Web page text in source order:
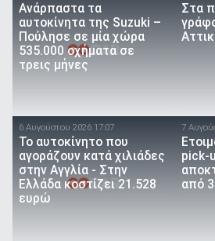
Ανάρπαστα τα
αυτοκίνητα της Suzuki –
Πούλησε σε μία χώρα
535.000 οχήματα σε
τρεις μήνες
Στα
6 Αυγούστου 2026 17:07
To αυτοκίνητο που
αγοράζουν κατά χιλιάδες
στην Αγγλία - Στην
Ελλάδα κοστίζει 21.528
ευρώ
7
pick-
από